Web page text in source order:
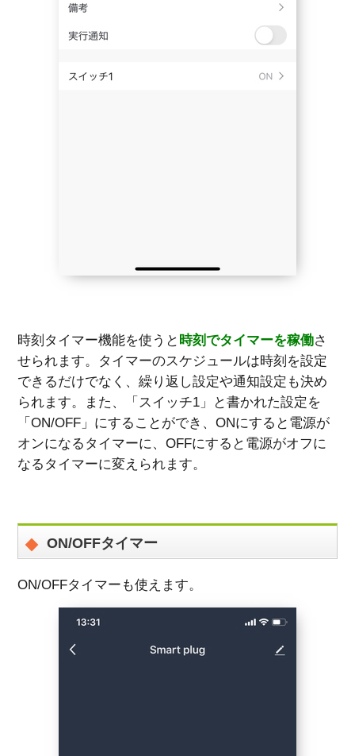
時刻タイマー機能を使うと 時刻でタイマーを稼働さ
せられます。タイマーのスケジュールは時刻を設定
できるだけでなく、繰り返し設定や通知設定も決め
られます。また、「スイッチ1」と書かれた設定を
「ON/OFF」にすることができ、ONにすると電源が
オンになるタイマーに、OFFにすると電源がオフに
なるタイマーに変えられます。
ON/OFFタイマー
ON/OFFタイマーも使えます。